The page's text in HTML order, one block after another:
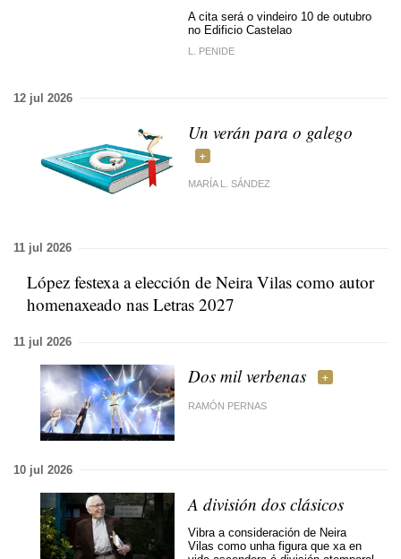
A cita será o vindeiro 10 de outubro
no Edificio Castelao
L. PENIDE
12 jul 2026
Un verán para o galego
MARÍA L. SÁNDEZ
11 jul 2026
López festexa a elección de Neira Vilas como autor
homenaxeado nas Letras 2027
11 jul 2026
Dos mil verbenas
RAMÓN PERNAS
10 jul 2026
A división dos clásicos
Vibra a consideración de Neira
Vilas como unha figura que xa en